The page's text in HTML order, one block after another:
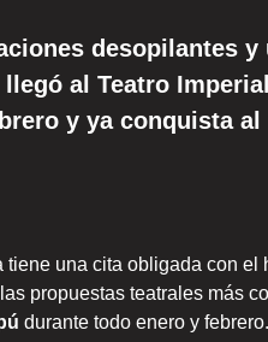
desopilantes
al Teatro
y ya conquista
una cita obligada con el
propuestas teatrales más
durante todo enero y febrero.